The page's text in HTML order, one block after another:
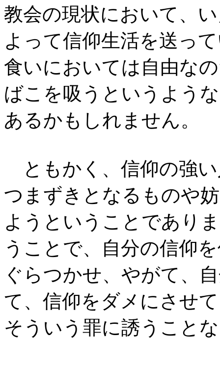
教会の現状において、
よって信仰生活を送っ
食いにおいては自由な
ばこを吸うというよう
あるかもしれません。
ともかく、信仰の強
つまずきとなるものや
ようということであり
うことで、自分の信仰
ぐらつかせ、やがて、
て、信仰をダメにさせ
そういう罪に誘うこと